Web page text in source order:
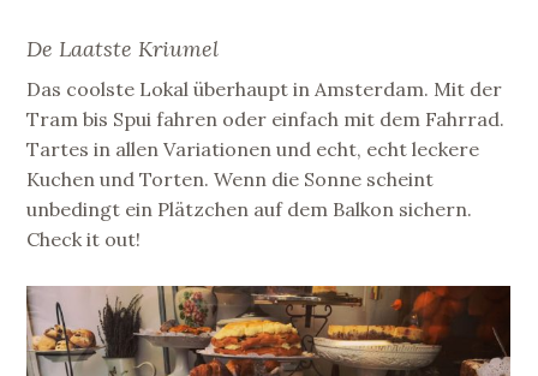
De Laatste Kriumel
Das coolste Lokal überhaupt in Amsterdam. Mit der
Tram bis Spui fahren oder einfach mit dem Fahrrad.
Tartes in allen Variationen und echt, echt leckere
Kuchen und Torten. Wenn die Sonne scheint
unbedingt ein Plätzchen auf dem Balkon sichern.
Check it out!